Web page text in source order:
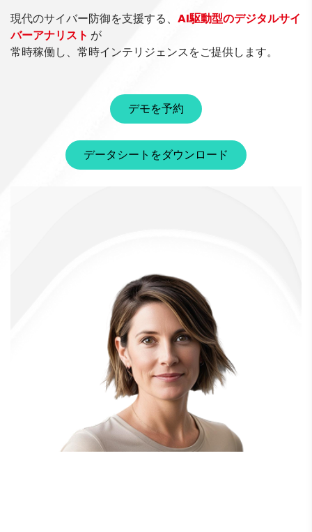
現代のサイバー防御を支援する、 AI駆動型のデジタルサイ
バーアナリスト が
常時稼働し、常時インテリジェンスをご提供します。
デモを予約
データシートをダウンロード